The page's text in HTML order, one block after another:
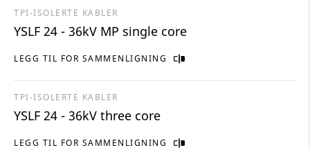
LEGG TIL FOR SAMMENLIGNING
TPI-ISOLERTE KABLER
YSLF 24 - 36kV MP single core
LEGG TIL FOR SAMMENLIGNING
TPI-ISOLERTE KABLER
YSLF 24 - 36kV three core